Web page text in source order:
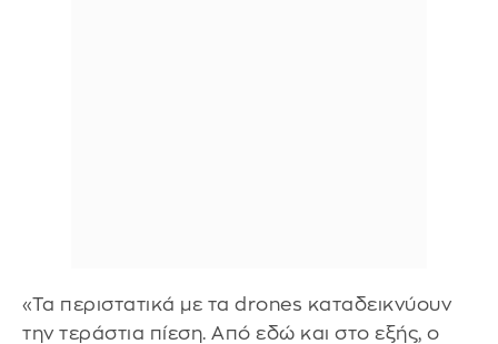
«Τα περιστατικά με τα drones καταδεικνύουν
την τεράστια πίεση. Από εδώ και στο εξής, ο